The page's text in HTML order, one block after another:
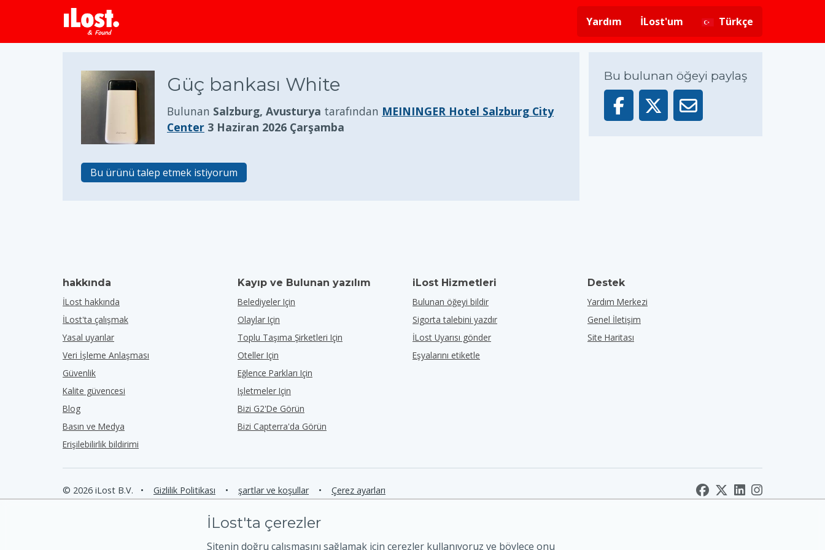
Yardım İLost'um Türkçe
Güç bankası White
Bulunan Salzburg, Avusturya tarafından MEININGER Hotel Salzburg City
Center 3 Haziran 2026 Çarşamba
Bu ürünü talep etmek istiyorum
Bu bulunan öğeyi paylaş
hakkında
İLost hakkında
İLost'ta çalışmak
Yasal uyarılar
Veri İşleme Anlaşması
Güvenlik
Kalite güvencesi
Blog
Basın ve Medya
Erişilebilirlik bildirimi
Kayıp ve Bulunan yazılım
Belediyeler Için
Olaylar Için
Toplu Taşıma Şirketleri Için
Oteller Için
Eğlence Parkları Için
Işletmeler Için
Bizi G2'de Görün
Bizi Capterra'da Görün
iLost Hizmetleri
Bulunan öğeyi bildir
Sigorta talebini yazdır
İLost Uyarısı gönder
Eşyalarını etiketle
Destek
Yardım Merkezi
Genel İletişim
Site Haritası
© 2026 iLost B.V. • Gizlilik Politikası • şartlar ve koşullar • Çerez ayarları
İLost'ta çerezler
Sitenin doğru çalışmasını sağlamak için çerezler kullanıyoruz ve böylece onu